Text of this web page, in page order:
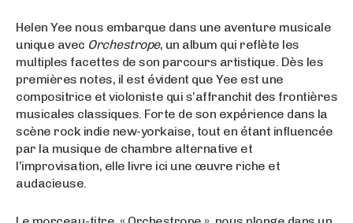
Helen Yee nous embarque dans une aventure musicale
unique avec Orchestrope, un album qui reflète les
multiples facettes de son parcours artistique. Dès les
premières notes, il est évident que Yee est une
compositrice et violoniste qui s’affranchit des frontières
musicales classiques. Forte de son expérience dans la
scène rock indie new-yorkaise, tout en étant influencée
par la musique de chambre alternative et
l’improvisation, elle livre ici une œuvre riche et
audacieuse.